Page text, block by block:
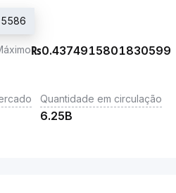
₨0.4374915801830599
Quantidade em circulação
6.25B